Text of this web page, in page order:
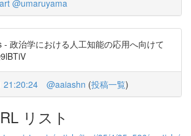
@umaruyama
- 政治学における人工知能の応用へ向けて
21:20:24 @aaiashn (投稿一覧)
リスト